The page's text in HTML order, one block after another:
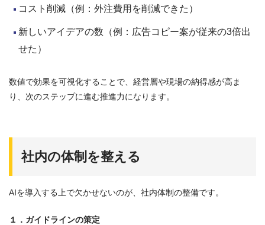
コスト削減（例：外注費用を削減できた）
新しいアイデアの数（例：広告コピー案が従来の3倍出
せた）
数値で効果を可視化することで、経営層や現場の納得感が高ま
り、次のステップに進む推進力になります。
社内の体制を整える
AIを導入する上で欠かせないのが、社内体制の整備です。
１．ガイドラインの策定